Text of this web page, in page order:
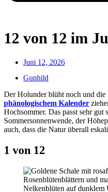
12 von 12 im
Juni 12, 2026
Gunhild
Der Holunder blüht noch und
phänologischem Kalender
Hochsommer. Das passt sehr gut
Sommersonnenwende, der
auch, dass die Natur überall
1 von 12